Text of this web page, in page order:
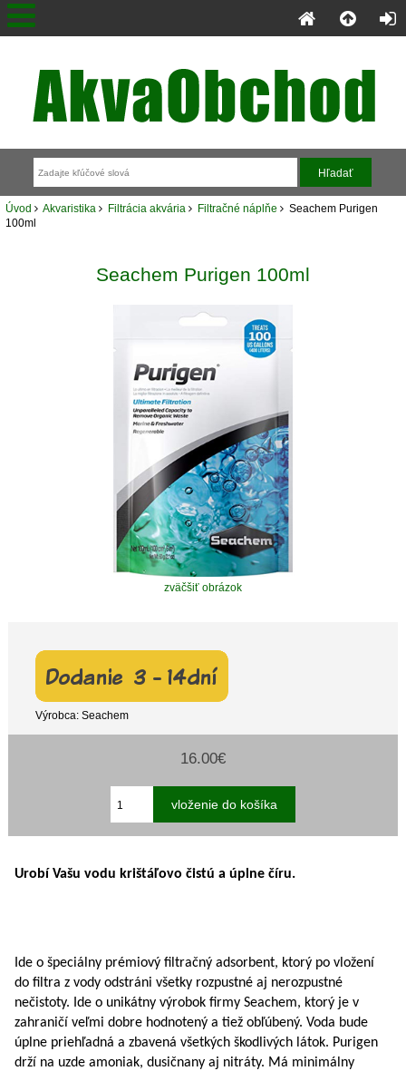
Úvod Akvaristika Filtrácia akvária Filtračné náplňe Seachem Purigen
100ml
Seachem Purigen 100ml
zväčšiť obrázok
Výrobca: Seachem
16.00€
Urobí Vašu vodu krištáľovo čistú a úplne číru.
Ide o špeciálny prémiový filtračný adsorbent, ktorý po vložení
do filtra z vody odstráni všetky rozpustné aj nerozpustné
nečistoty. Ide o unikátny výrobok firmy Seachem, ktorý je v
zahraničí veľmi dobre hodnotený a tiež obľúbený. Voda bude
úplne priehľadná a zbavená všetkých škodlivých látok. Purigen
drží na uzde amoniak, dusičnany aj nitráty. Má minimálny